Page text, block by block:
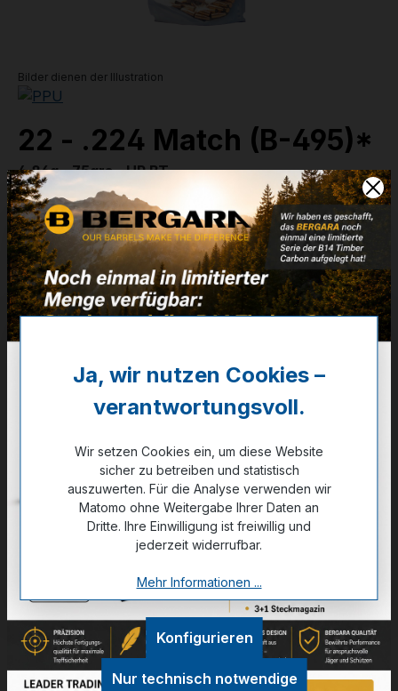
Bilder dienen der Illustration
22 - .224 Match (B-495)*
4,86g - 75grs - HP BT
Artikelnummer:36-01400
Weitere Informationen
✔VE: 100 St. (Karton 40x100)
✔*= für 9'' Drall oder schneller
26,10 €
❌ Nicht auf Lager
Noch kein Kunde?Registrieren Sie sich jetzt.
Technische Daten
GPSR Information
Ja, wir nutzen Cookies –
verantwortungsvoll.
Wir setzen Cookies ein, um diese Website
sicher zu betreiben und statistisch
auszuwerten. Für die Analyse verwenden wir
Matomo ohne Weitergabe Ihrer Daten an
Dritte. Ihre Einwilligung ist freiwillig und
jederzeit widerrufbar.
Mehr Informationen ...
Nur technisch notwendige
Konfigurieren